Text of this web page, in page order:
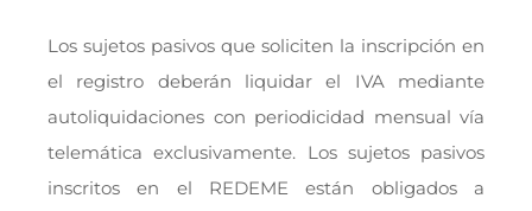
Los sujetos pasivos que soliciten la inscripción en
el registro deberán liquidar el IVA mediante
autoliquidaciones con periodicidad mensual vía
telemática exclusivamente. Los sujetos pasivos
inscritos en el REDEME están obligados a